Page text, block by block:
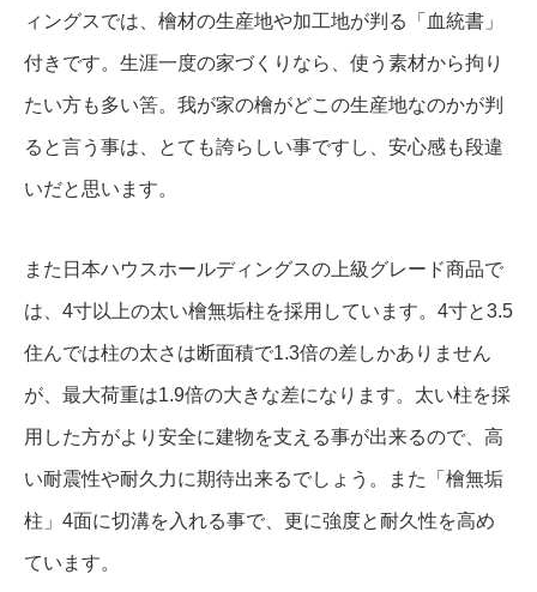
ィングスでは、檜材の生産地や加工地が判る「血統書」
付きです。生涯一度の家づくりなら、使う素材から拘り
たい方も多い筈。我が家の檜がどこの生産地なのかが判
ると言う事は、とても誇らしい事ですし、安心感も段違
いだと思います。
また日本ハウスホールディングスの上級グレード商品で
は、4寸以上の太い檜無垢柱を採用しています。4寸と3.5
住んでは柱の太さは断面積で1.3倍の差しかありません
が、最大荷重は1.9倍の大きな差になります。太い柱を採
用した方がより安全に建物を支える事が出来るので、高
い耐震性や耐久力に期待出来るでしょう。また「檜無垢
柱」4面に切溝を入れる事で、更に強度と耐久性を高め
ています。